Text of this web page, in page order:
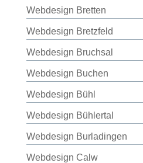
Webdesign Bretten
Webdesign Bretzfeld
Webdesign Bruchsal
Webdesign Buchen
Webdesign Bühl
Webdesign Bühlertal
Webdesign Burladingen
Webdesign Calw